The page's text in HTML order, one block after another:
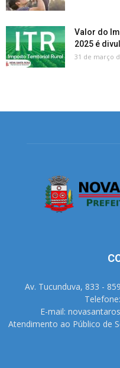
Valor do
2025 é
31 de março
Av. Tucunduva, 833 -
E-mail:
Atendimento ao Público de